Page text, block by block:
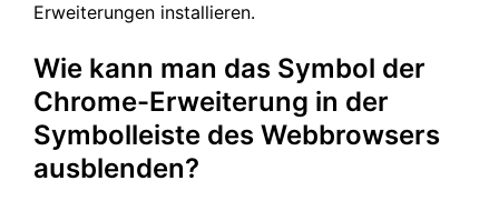
Erweiterungen installieren.
Wie kann man das Symbol der
Chrome-Erweiterung in der
Symbolleiste des Webbrowsers
ausblenden?